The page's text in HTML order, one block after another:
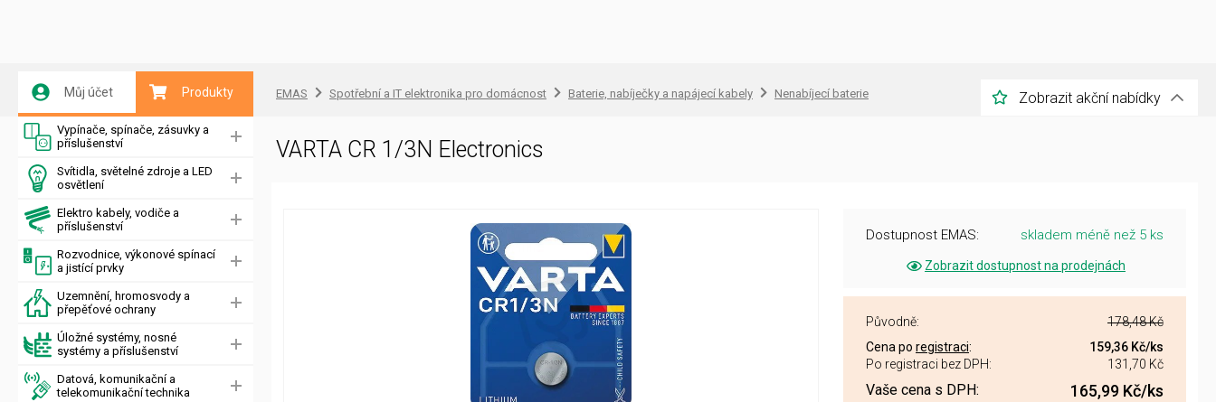
Můj účet Produkty
Vypínače, spínače, zásuvky a
příslušenství
Svítidla, světelné zdroje a LED
osvětlení
Elektro kabely, vodiče a
příslušenství
Rozvodnice, výkonové spínací
a jistící prvky
Uzemnění, hromosvody a
přepěťové ochrany
Úložné systémy, nosné
systémy a příslušenství
Datová, komunikační a
telekomunikační technika
EMAS Spotřební a IT elektronika pro domácnost Baterie, nabíječky a napájecí kabely Nenabíjecí baterie Zobrazit akční nabídky
VARTA CR 1/3N Electronics
Dostupnost EMAS: skladem méně než 5 ks
Zobrazit dostupnost na prodejnách
Původně:
178,48 Kč
Cena po registraci: 159,36 Kč/ks
Po registraci bez DPH:
131,70 Kč
Vaše cena s DPH: 165,99 Kč/ks